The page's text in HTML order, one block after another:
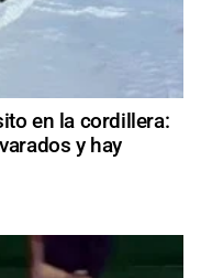
en la cordillera:
y hay